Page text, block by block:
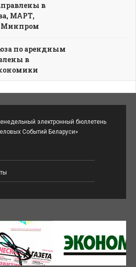
в
МАРТ,
по арендным
в
электронный бюллетень
Событий Беларуси»